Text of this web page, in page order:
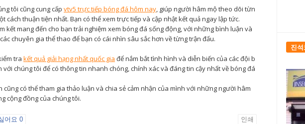
tôi cũng cung cấp vtv5 trực tiếp bóng đá hôm nay, giúp người hâm mộ theo dõi từn
cách thuận tiện nhất. Bạn có thể xem trực tiếp và cập nhật kết quả ngay lập tức.
kết mang đến cho bạn trải nghiệm xem bóng đá sống động, với những bình luận và
chuyên gia thể thao để bạn có cái nhìn sâu sắc hơn về từng trận đấu.
tra kết quả giải hạng nhất quốc gia để nắm bắt tình hình và diễn biến của các đội b
với chúng tôi để có thông tin nhanh chóng, chính xác và đáng tin cậy nhất về bóng đá
cũng có thể tham gia thảo luận và chia sẻ cảm nhận của mình với những người hâm
cộng đồng của chúng tôi.
어요 0 인쇄
진